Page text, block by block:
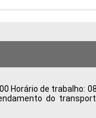
Horário de trabalho:
do